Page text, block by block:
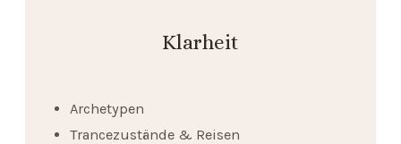
Klarheit
Archetypen
Trancezustände & Reisen